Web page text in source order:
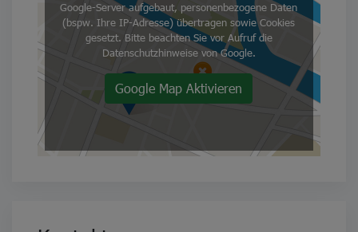
Google-Server aufgebaut, personenbezogene Daten
(bspw. Ihre IP-Adresse) übertragen sowie Cookies
gesetzt. Bitte beachten Sie vor Aufruf die
Datenschutzhinweise von Google.
Google Map Aktivieren